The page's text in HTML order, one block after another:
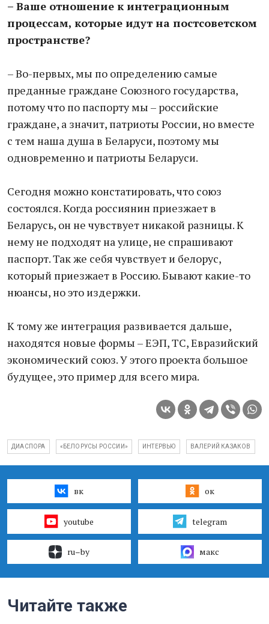
– Ваше отношение к интеграционным
процессам, которые идут на постсоветском
пространстве?
– Во-первых, мы по определению самые
преданные граждане Союзного государства,
потому что по паспорту мы – российские
граждане, а значит, патриоты России, но вместе
с тем наша душа в Беларуси, поэтому мы
одновременно и патриоты Беларуси.
Сегодня можно констатировать, что союз
состоялся. Когда россиянин приезжает в
Беларусь, он не чувствует никакой разницы. К
нему не подходят на улице, не спрашивают
паспорт. Так же себя чувствует и белорус,
который приезжает в Россию. Бывают какие-то
нюансы, но это издержки.
К тому же интеграция развивается дальше,
находятся новые формы – ЕЭП, ТС, Евразийский
экономический союз. У этого проекта большое
будущее, это пример для всего мира.
ДИАСПОРА «БЕЛОРУСЫ РОССИИ» ИНТЕРВЬЮ ВАЛЕРИЙ КАЗАКОВ
вк ок
youtube telegram
ru–by макс
Читайте также